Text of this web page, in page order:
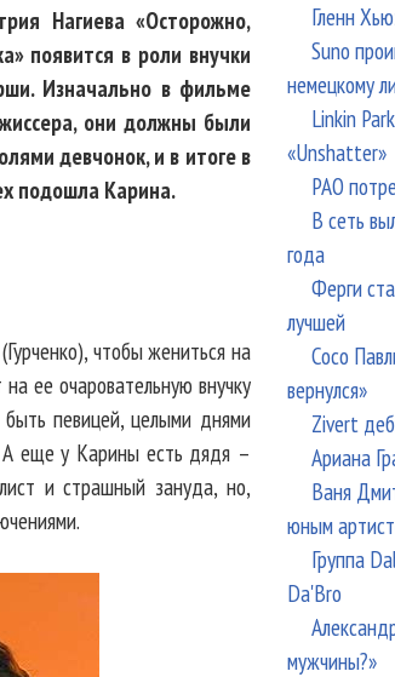
Нагиева «Осторожно,
появится в роли внучки
Изначально в фильме
они должны были
девчонок, и в итоге в
подошла Карина.
чтобы жениться на
ее очаровательную внучку
быть певицей, целыми днями
А еще у Карины есть дядя –
и страшный зануда, но,
Гленн
Suno
немецкому
Linkin
«Unshatter»
РАО
В сеть
года
Ферги
лучшей
Сосо
вернулся»
Zivert
Ариана
Ваня
юным
Группа
Da'Bro
мужчины?»